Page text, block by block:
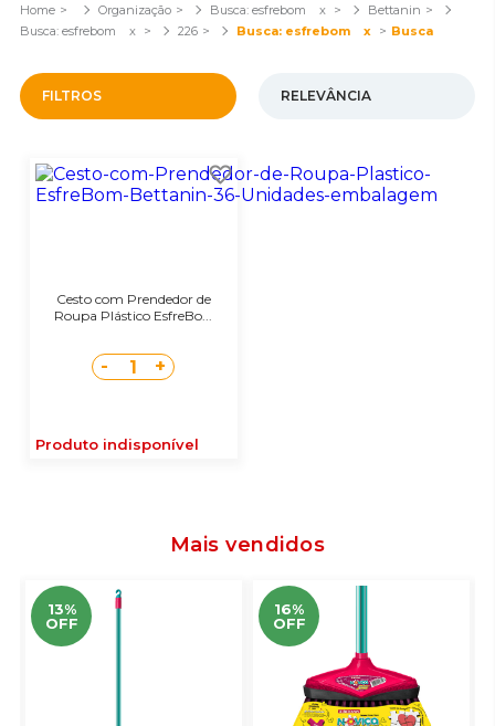
Organização Busca: esfrebom x
Bettanin
Busca: esfrebom
x 226 Busca: esfrebom x
FILTROS
Cesto com Prendedor de
Roupa Plástico EsfreBo...
- 1 +
Produto indisponível
Mais vendidos
13%
OFF
16%
OFF